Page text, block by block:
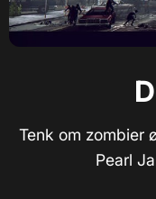
Tenk om zombier
Pearl